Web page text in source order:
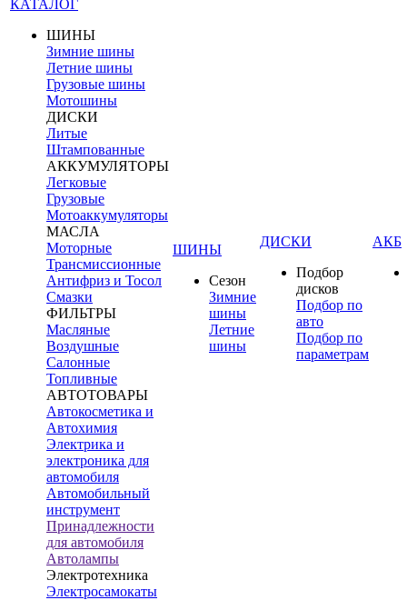
КАТАЛОГ
ШИНЫ
Зимние шины
Летние шины
Грузовые шины
Мотошины
ДИСКИ
Литые
Штампованные
АККУМУЛЯТОРЫ
Легковые
Грузовые
Мотоаккумуляторы
МАСЛА
Моторные
Трансмиссионные
Антифриз и Тосол
Смазки
ФИЛЬТРЫ
Масляные
Воздушные
Салонные
Топливные
АВТОТОВАРЫ
Автокосметика и
Автохимия
Электрика и
электроника для
автомобиля
Автомобильный
инструмент
Принадлежности
для автомобиля
Автолампы
Электротехника
Электросамокаты
ШИНЫ
Сезон
Зимние
шины
Летние
шины
ДИСКИ
Подбор
дисков
Подбор по
авто
Подбор по
параметрам
АКБ